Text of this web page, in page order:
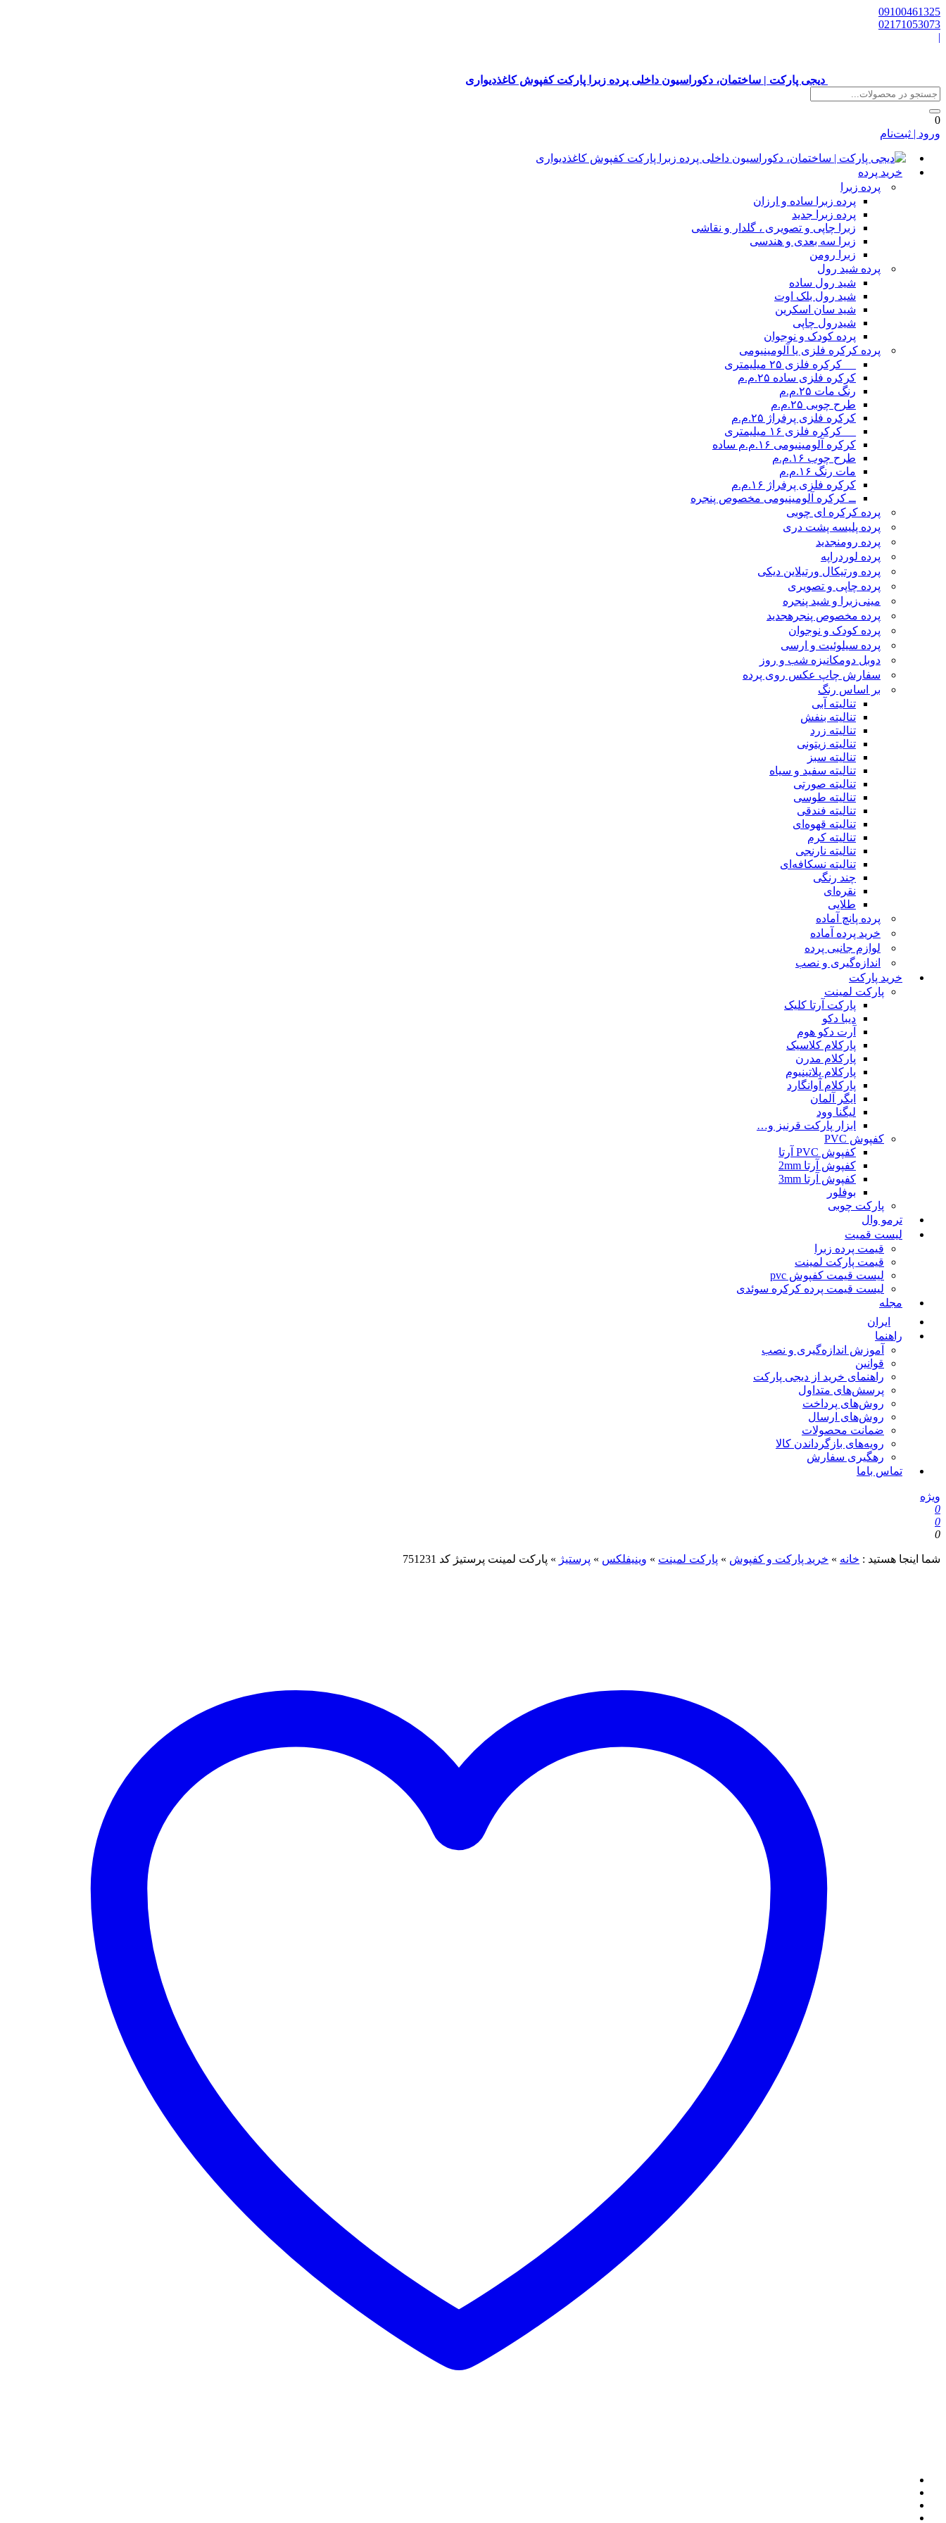
09100461325
02171053073
|
دیجی پارکت | ساختمان، دکوراسیون داخلی پرده زبرا پارکت کفپوش کاغذدیواری
0
ورود | ثبت‌نام
خرید پرده
پرده زبرا
پرده زبرا ساده و ارزان
پرده زبرا جدید
زبرا چاپی و تصویری ، گلدار و نقاشی
زبرا سه بعدی و هندسی
زبرا رومن
پرده شید رول
شید رول ساده
شید رول بلک اوت
شید سان اسکرین
شیدرول چاپی
پرده کودک و نوجوان
پرده کرکره فلزی یا آلومینیومی
__ کرکره فلزی ۲۵ میلیمتری
کرکره فلزی ساده ۲۵.م.م
رنگ مات ۲۵.م.م
طرح چوبی ۲۵.م.م
کرکره فلزی پرفراژ ۲۵.م.م
__ کرکره فلزی ۱۶ میلیمتری
کرکره آلومینیومی ۱۶.م.م ساده
طرح چوب ۱۶.م.م
مات رنگ ۱۶.م.م
کرکره فلزی پرفراژ ۱۶.م.م
ــ کرکره آلومینیومی مخصوص پنجره
پرده کرکره ای چوبی
پرده پلیسه پشت دری
پرده رومنجدید
پرده لوردراپه
پرده ورتیکال ورتیلاین دیکی
پرده چاپی و تصویری
مینی‌زبرا و شید پنجره
پرده مخصوص پنجرهجدید
پرده کودک و نوجوان
پرده سیلوئیت و ارسی
دوبل دومکانیزه شب و روز
سفارش چاپ عکس روی پرده
بر اساس رنگ
تنالیته آبی
تنالیته بنفش
تنالیته زرد
تنالیته زیتونی
تنالیته سبز
تنالیته سفید و سیاه
تنالیته صورتی
تنالیته طوسی
تنالیته فندقی
تنالیته قهوه‌ای
تنالیته کرم
تنالیته نارنجی
تنالیته نسکافه‌ای
چند رنگی
نقره‌ای
طلایی
پرده پانچ آماده
خرید پرده آماده
لوازم جانبی پرده
اندازه‌گیری و نصب
خرید پارکت
پارکت لمینت
پارکت آرتا کلیک
دیبا دکو
آرت دکو هوم
پارکلام کلاسیک
پارکلام مدرن
پارکلام پلاتینیوم
پارکلام آوانگارد
ایگر آلمان
لیگنا وود
ابزار پارکت قرنیز و…
کفپوش PVC
کفپوش PVC آرتا
کفپوش آرتا 2mm
کفپوش آرتا 3mm
بوفلور
پارکت چوبی
ترمو وال
لیست قمیت
قیمت پرده زبرا
قیمت پارکت لمینت
لیست قیمت کفپوش pvc
لیست قیمت پرده کرکره سوئدی
مجله
ایران
راهنما
آموزش اندازه‌گیری و نصب
قوانین
راهنمای خرید از دیجی پارکت
پرسش‌های متداول
روش‌های پرداخت
روش‌های ارسال
ضمانت محصولات
رویه‌های بازگرداندن کالا
رهگیری سفارش
تماس باما
ویژه
0
0
0
شما اینجا هستید : خانه » خرید پارکت و کفپوش » پارکت لمینت » وینیفلکس » پرستیژ » پارکت لمینت پرستیژ کد 751231